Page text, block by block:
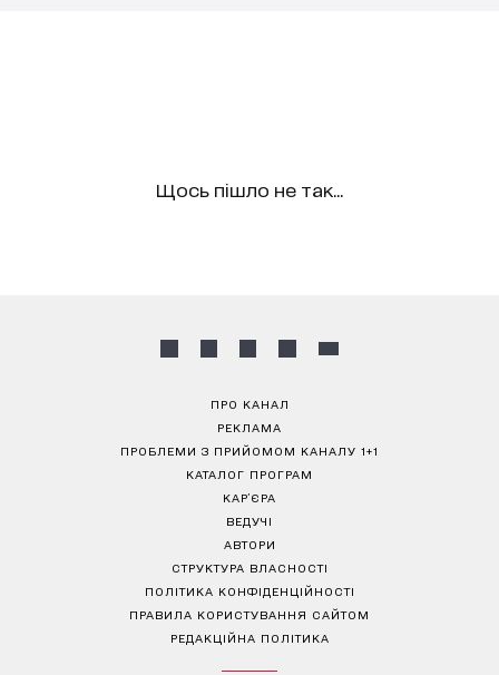
Щось пішло не так...
ПРО КАНАЛ
РЕКЛАМА
ПРОБЛЕМИ З ПРИЙОМОМ КАНАЛУ 1+1
КАТАЛОГ ПРОГРАМ
КАР’ЄРА
ВЕДУЧІ
АВТОРИ
СТРУКТУРА ВЛАСНОСТІ
ПОЛІТИКА КОНФІДЕНЦІЙНОСТІ
ПРАВИЛА КОРИСТУВАННЯ САЙТОМ
РЕДАКЦІЙНА ПОЛІТИКА